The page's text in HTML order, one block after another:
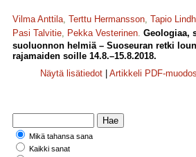
Vilma Anttila, Terttu Hermansson, Tapio
Pasi Talvitie, Pekka Vesterinen. Geologiaa,
suoluonnon helmiä – Suoseuran retki
rajamaiden soille 14.8.–15.8.2018.
Näytä lisätiedot
Artikkeli PDF-
Mikä tahansa sana
Kaikki sanat